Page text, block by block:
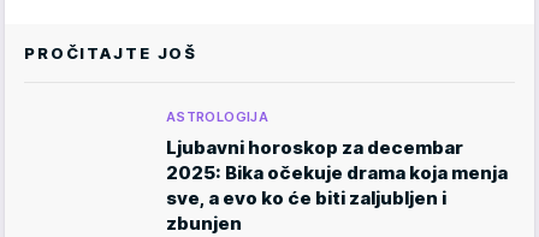
PROČITAJTE JOŠ
ASTROLOGIJA
Ljubavni horoskop za decembar
2025: Bika očekuje drama koja menja
sve, a evo ko će biti zaljubljen i
zbunjen